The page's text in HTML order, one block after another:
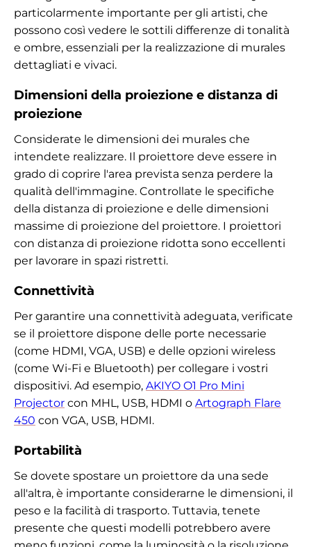
particolarmente importante per gli artisti, che
possono così vedere le sottili differenze di tonalità
e ombre, essenziali per la realizzazione di murales
dettagliati e vivaci.
Dimensioni della proiezione e distanza di
proiezione
Considerate le dimensioni dei murales che
intendete realizzare. Il proiettore deve essere in
grado di coprire l'area prevista senza perdere la
qualità dell'immagine. Controllate le specifiche
della distanza di proiezione e delle dimensioni
massime di proiezione del proiettore. I proiettori
con distanza di proiezione ridotta sono eccellenti
per lavorare in spazi ristretti.
Connettività
Per garantire una connettività adeguata, verificate
se il proiettore dispone delle porte necessarie
(come HDMI, VGA, USB) e delle opzioni wireless
(come Wi-Fi e Bluetooth) per collegare i vostri
dispositivi. Ad esempio, AKIYO ‎O1 Pro Mini
Projector con MHL, USB, HDMI o Artograph Flare
450 con VGA, USB, HDMI.
Portabilità
Se dovete spostare un proiettore da una sede
all'altra, è importante considerarne le dimensioni, il
peso e la facilità di trasporto. Tuttavia, tenete
presente che questi modelli potrebbero avere